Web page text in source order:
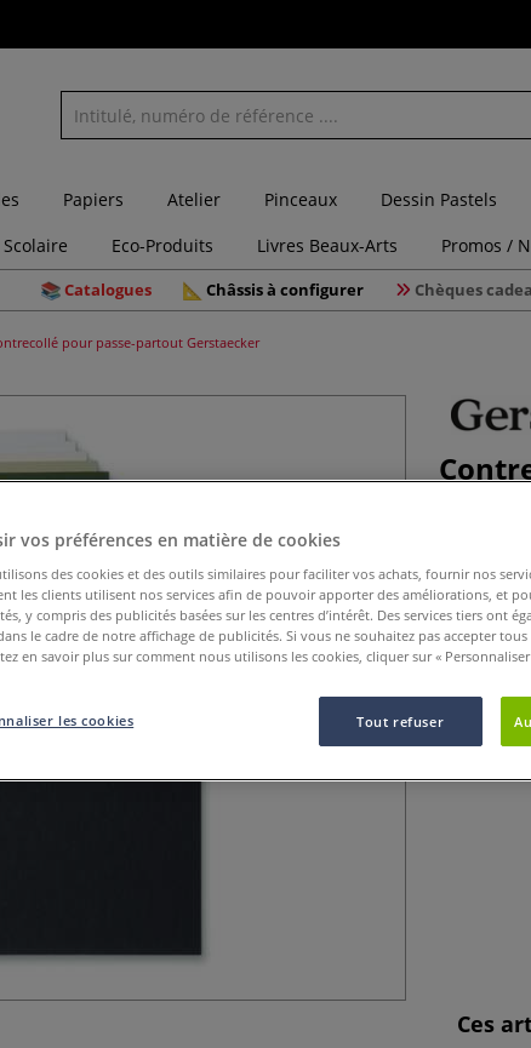
Papiers Atelier Pinceaux Dessin Pastels
Scolaire Eco-Produits Livres Beaux-Arts Promos /
Catalogues Châssis à configurer Chèques
pour passe-partout Gerstaecker
nouvelle
Plus
Ces
vos préférences en matière de cookies
des cookies et des outils similaires pour faciliter vos achats, fournir nos
les clients utilisent nos services afin de pouvoir apporter des améliorations, et
y compris des publicités basées sur les centres d’intérêt. Des services tiers ont
le cadre de notre affichage de publicités. Si vous ne souhaitez pas accepter
en savoir plus sur comment nous utilisons les cookies, cliquer sur « Personnaliser
Tout refuser
les cookies